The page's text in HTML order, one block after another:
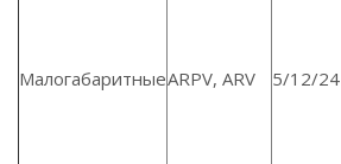
МалогабаритныеARPV, ARV 5/12/24